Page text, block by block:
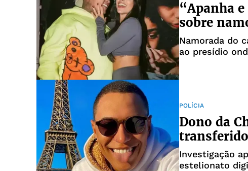
“Apanha
sobre
Namorada do
ao presídio
POLÍCIA
Dono da
Investigação
estelionato